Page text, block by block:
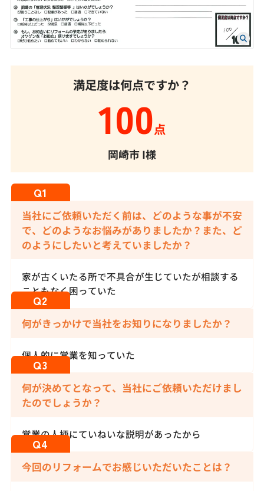
満足度は何点ですか？
100点
岡崎市I様
当社にご依頼いただく前は、どのような事が不安
で、どのようなお悩みがありましたか？また、ど
のようにしたいと考えていましたか？
家が古くいたる所で不具合が生じていたが相談する
こともなく困っていた
何がきっかけで当社をお知りになりましたか？
個人的に営業を知っていた
何が決めてとなって、当社にご依頼いただけまし
たのでしょうか？
営業の人柄にていねいな説明があったから
今回のリフォームでお感じいただいたことは？